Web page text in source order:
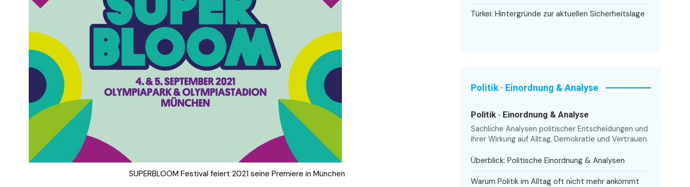
SUPERBLOOM Festival feiert 2021 seine Premiere in München
Türkei: Hintergründe zur aktuellen Sicherheitslage
Politik · Einordnung & Analyse
Politik · Einordnung & Analyse
Sachliche Analysen politischer Entscheidungen und
ihrer Wirkung auf Alltag, Demokratie und Vertrauen.
Überblick: Politische Einordnung & Analysen
Warum Politik im Alltag oft nicht mehr ankommt